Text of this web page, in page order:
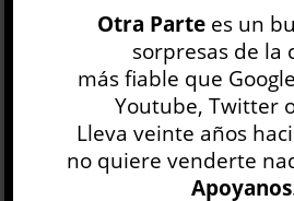
BUSCAR
Otra Partees un
sorpresas de la
más fiable que
Youtube, Twitter
Lleva veinte años
no quiere venderte
Apoyanos